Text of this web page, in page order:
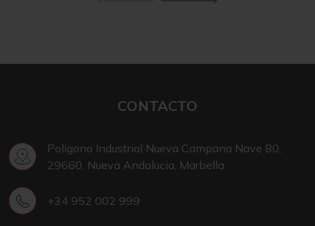
CONTACTO
Poligono Industrial Nueva Campana Nave 80,
29660, Nueva Andalucia, Marbella
+34 952 002 999